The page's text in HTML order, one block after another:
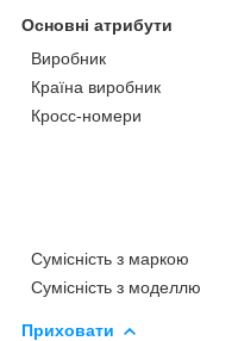
Основні атрибути
Виробник
Країна виробник
Кросс-номери
Сумісність з маркою
Сумісність з моделлю
Приховати